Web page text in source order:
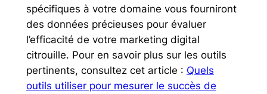
spécifiques à votre domaine vous fourniront
des données précieuses pour évaluer
l’efficacité de votre marketing digital
citrouille. Pour en savoir plus sur les outils
pertinents, consultez cet article : Quels
outils utiliser pour mesurer le succès de